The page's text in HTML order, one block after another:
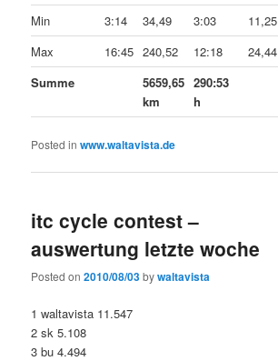
Min
3:14 34,49 3:03 11,25
Max
16:45 240,52 12:18 24,44
Summe
5659,65
km
290:53
h
Posted in www.waltavista.de
itc cycle contest –
auswertung letzte woche
Posted on2010/08/03bywaltavista
1 waltavista 11.547
2 sk 5.108
3 bu 4.494